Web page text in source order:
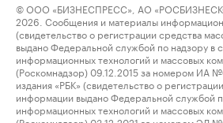
© ООО «БИЗНЕСПРЕСС», АО
2026. Сообщения и материалы
(свидетельство о регистрации средства
выдано Федеральной службой по надзору в
информационных технологий и массовых
(Роскомнадзор) 09.12.2015 за номером ИА
издания «РБК» (свидетельство о
информации выдано Федеральной службой
информационных технологий и массовых